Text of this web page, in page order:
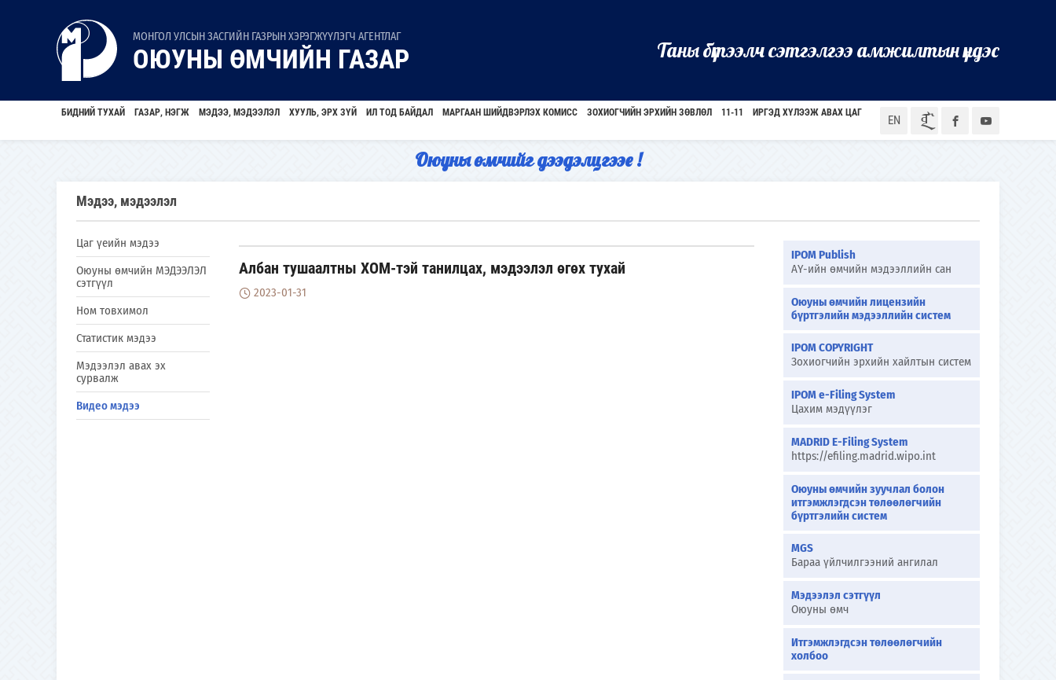
МОНГОЛ УЛСЫН ЗАСГИЙН ГАЗРЫН ХЭРЭГЖҮҮЛЭГЧ АГЕНТЛАГ
ОЮУНЫ ӨМЧИЙН ГАЗАР Таны бүтээлч сэтгэлгээ амжилтын үндэс
EN ᠮᠣᠨ
БИДНИЙ ТУХАЙ ГАЗАР, НЭГЖ МЭДЭЭ, МЭДЭЭЛЭЛ ХУУЛЬ, ЭРХ ЗҮЙ ИЛ ТОД БАЙДАЛ МАРГААН ШИЙДВЭРЛЭХ КОМИСС ЗОХИОГЧИЙН ЭРХИЙН ЗӨВЛӨЛ 11-11 ИРГЭД ХҮЛЭЭЖ АВАХ ЦАГ
Оюуны өмчийг дээдэлцгээе !
Мэдээ, мэдээлэл
Цаг үеийн мэдээ
Оюуны өмчийн МЭДЭЭЛЭЛ
сэтгүүл
Ном товхимол
Статистик мэдээ
Мэдээлэл авах эх
сурвалж
Видео мэдээ
Албан тушаалтны ХОМ-тэй танилцах, мэдээлэл өгөх тухай
2023-01-31
IPOM Publish
АҮ-ийн өмчийн мэдээллийн сан
Оюуны өмчийн лицензийн
бүртгэлийн мэдээллийн систем
IPOM COPYRIGHT
Зохиогчийн эрхийн хайлтын систем
IPOM e-Filing System
Цахим мэдүүлэг
MADRID E-Filing System
https://efiling.madrid.wipo.int
Оюуны өмчийн зуучлал болон
итгэмжлэгдсэн төлөөлөгчийн
бүртгэлийн систем
MGS
Бараа үйлчилгээний ангилал
Мэдээлэл сэтгүүл
Оюуны өмч
Итгэмжлэгдсэн төлөөлөгчийн
холбоо